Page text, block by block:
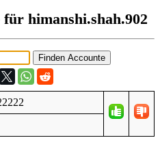
himanshi.shah.902